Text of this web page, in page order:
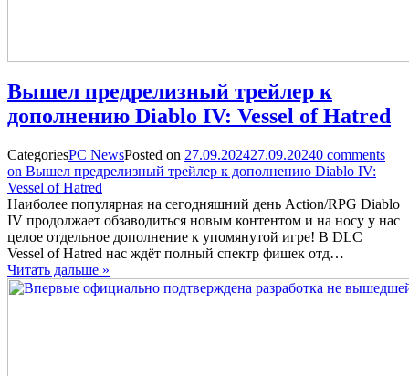
Вышел предрелизный трейлер к
дополнению Diablo IV: Vessel of Hatred
CategoriesPC NewsPosted on 27.09.202427.09.20240 comments
on Вышел предрелизный трейлер к дополнению Diablo IV:
Vessel of Hatred
Наиболее популярная на сегодняшний день Action/RPG Diablo
IV продолжает обзаводиться новым контентом и на носу у нас
целое отдельное дополнение к упомянутой игре! В DLC
Vessel of Hatred нас ждёт полный спектр фишек отд…
Читать дальше »